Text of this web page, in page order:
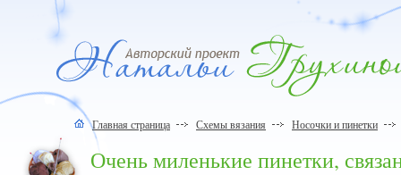
Главная страница Схемы вязания Носочки и пинетки
Очень миленькие пинетки,